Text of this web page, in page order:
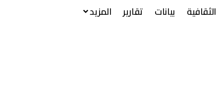
الثقافية
بيانات تقارير المزيد